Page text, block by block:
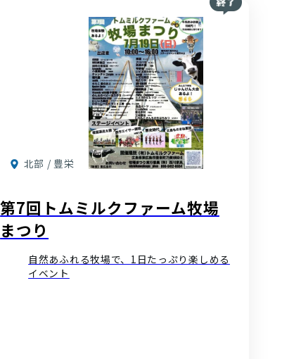
北部 / 豊栄
第7回トムミルクファーム牧場
まつり
自然あふれる牧場で、1日たっぷり楽しめる
イベント